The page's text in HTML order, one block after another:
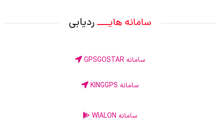
سامانه هایــــ ردیابی
سامانه GPSGOSTAR
سامانه KINGGPS
سامانه WIALON